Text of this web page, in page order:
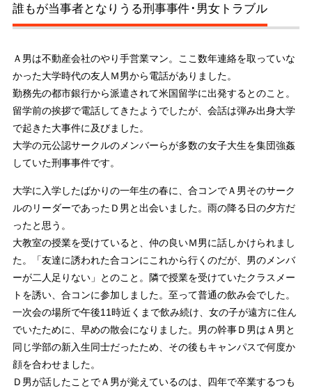
誰もが当事者となりうる刑事事件･男女トラブル
Ａ男は不動産会社のやり手営業マン。ここ数年連絡を取っていな
かった大学時代の友人Ｍ男から電話がありました。
勤務先の都市銀行から派遣されて米国留学に出発するとのこと。
留学前の挨拶で電話してきたようでしたが、会話は弾み出身大学
で起きた大事件に及びました。
大学の元公認サークルのメンバーらが多数の女子大生を集団強姦
していた刑事事件です。
大学に入学したばかりの一年生の春に、合コンでＡ男そのサーク
ルのリーダーであったＤ男と出会いました。雨の降る日の夕方だ
ったと思う。
大教室の授業を受けていると、仲の良いＭ男に話しかけられまし
た。「友達に誘われた合コンにこれから行くのだが、男のメンバ
ーが二人足りない」とのこと。隣で授業を受けていたクラスメー
トを誘い、合コンに参加しました。至って普通の飲み会でした。
一次会の場所で午後11時近くまで飲み続け、女の子が遠方に住ん
でいたために、早めの散会になりました。男の幹事Ｄ男はＡ男と
同じ学部の新入生同士だったため、その後もキャンパスで何度か
顔を合わせました。
Ｄ男が話したことでＡ男が覚えているのは、四年で卒業するつも